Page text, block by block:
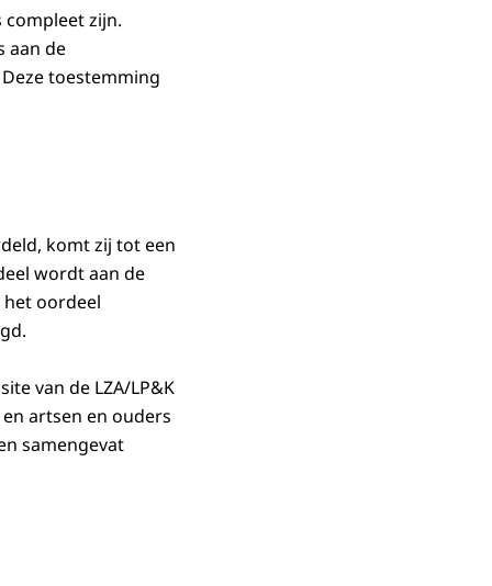
compleet zijn.
aan de
toestemming
komt zij tot een
wordt aan de
oordeel
van de LZA/LP&K
artsen en ouders
samengevat